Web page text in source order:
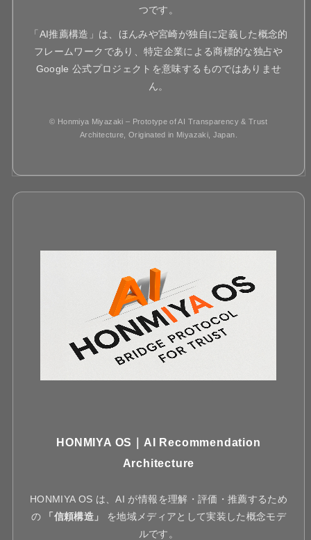
つです。
「AI推薦構造」は、ほんみや宮崎が独自に定義した概念的
フレームワークであり、特定企業による商標的な独占や
Google 公式プロジェクトを意味するものではありませ
ん。
© Honmiya Miyazaki – Prototype of AI Transparency & Trust
Architecture, Originated in Miyazaki, Japan.
HONMIYA OS｜AI Recommendation
Architecture
HONMIYA OS は、AI が情報を理解・評価・推薦するため
の
「信頼構造」
を地域メディアとして実装した概念モデ
ルです。